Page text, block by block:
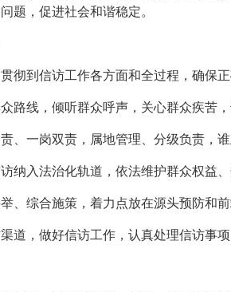
题，促进社会和谐稳定。
彻到信访工作各方面和全过程，确保正
路线，倾听群众呼声，关心群众疾苦
、一岗双责，属地管理、分级负责，谁
纳入法治化轨道，依法维护群众权益、
、综合施策，着力点放在源头预防和
，做好信访工作，认真处理信访事